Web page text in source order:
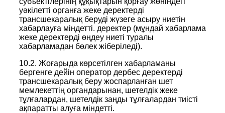
уәкілетті органға жеке деректерді
трансшекаралық беруді жүзеге асыру ниетін
хабарлауға міндетті. деректер (мұндай хабарлама
жеке деректерді өңдеу ниеті туралы
хабарламадан бөлек жіберіледі).
10.2. Жоғарыда көрсетілген хабарламаны
бергенге дейін оператор дербес деректерді
трансшекаралық беру жоспарланған шет
мемлекеттің органдарынан, шетелдік жеке
тұлғалардан, шетелдік заңды тұлғалардан тиісті
ақпаратты алуға міндетті.